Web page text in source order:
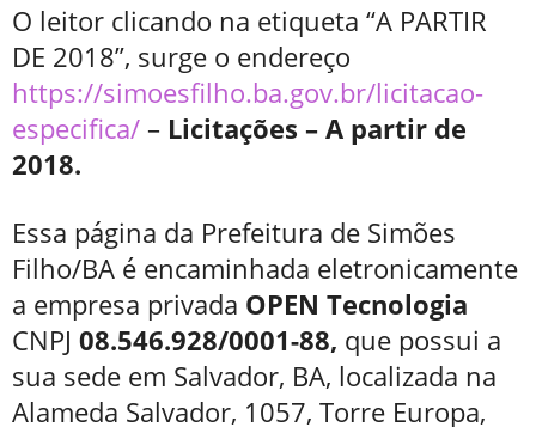
O leitor clicando na etiqueta “A PARTIR
DE 2018”, surge o endereço
https://simoesfilho.ba.gov.br/licitacao-
especifica/ – Licitações – A partir de
2018.
Essa página da Prefeitura de Simões
Filho/BA é encaminhada eletronicamente
a empresa privada OPEN Tecnologia
CNPJ 08.546.928/0001-88, que possui a
sua sede em Salvador, BA, localizada na
Alameda Salvador, 1057, Torre Europa,